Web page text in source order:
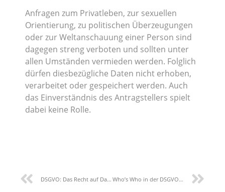
Anfragen zum Privatleben, zur sexuellen
Orientierung, zu politischen Überzeugungen
oder zur Weltanschauung einer Person sind
dagegen streng verboten und sollten unter
allen Umständen vermieden werden. Folglich
dürfen diesbezügliche Daten nicht erhoben,
verarbeitet oder gespeichert werden. Auch
das Einverständnis des Antragstellers spielt
dabei keine Rolle.
DSGVO: Das Recht auf Datenübertragbarkeit Who’s Who in der DSGVO: Verantwortlicher versus Auftragsverarbeiter